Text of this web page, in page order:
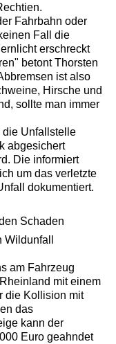
Fahrbahn oder
Fall die
erschreckt
betont Thorsten
ist also
Hirsche und
sollte man immer
die Unfallstelle
abgesichert
Die informiert
um das verletzte
dokumentiert.
Schaden
am Fahrzeug
mit einem
die Kollision mit
das
kann der
Euro geahndet